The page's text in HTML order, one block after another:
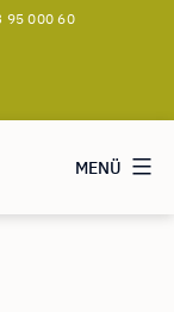
95 000 60
MENÜ